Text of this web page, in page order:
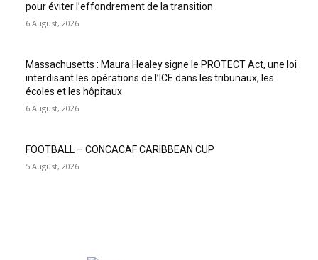
pour éviter l’effondrement de la transition
6 August, 2026
Massachusetts : Maura Healey signe le PROTECT Act, une loi
interdisant les opérations de l’ICE dans les tribunaux, les
écoles et les hôpitaux
6 August, 2026
FOOTBALL – CONCACAF CARIBBEAN CUP
5 August, 2026